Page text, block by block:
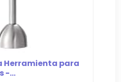
Herramienta para
-...